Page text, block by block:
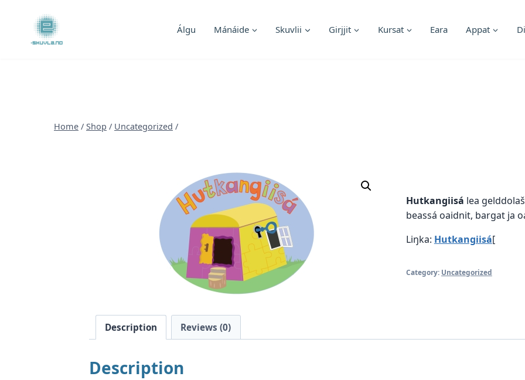
content
Álgu Mánáide Skuvlii Girjjit Kursat Eara Appat
Home / Shop / Uncategorized /
Hutkangiisá lea
beassá oaidnit, bargat ja
Liŋka: Hutkangiisá[
Category: Uncategorized
Description Reviews (0)
Description